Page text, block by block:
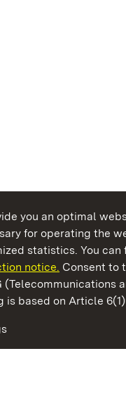
you an optimal
for operating the
statistics. You
notice. Consent to
based on Article
of Baden-